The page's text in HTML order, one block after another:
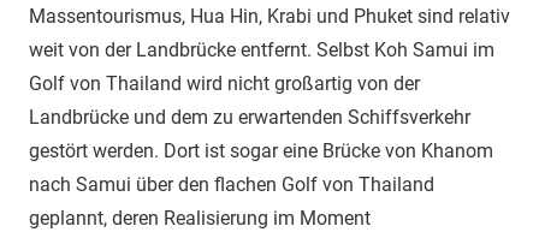
Massentourismus, Hua Hin, Krabi und Phuket sind relativ
weit von der Landbrücke entfernt. Selbst Koh Samui im
Golf von Thailand wird nicht großartig von der
Landbrücke und dem zu erwartenden Schiffsverkehr
gestört werden. Dort ist sogar eine Brücke von Khanom
nach Samui über den flachen Golf von Thailand
geplannt, deren Realisierung im Moment